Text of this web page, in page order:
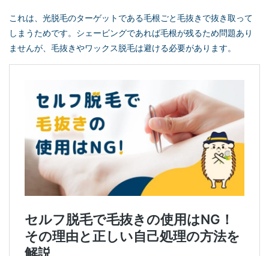
これは、光脱毛のターゲットである毛根ごと毛抜きで抜き取って
しまうためです。シェービングであれば毛根が残るため問題あり
ませんが、毛抜きやワックス脱毛は避ける必要があります。